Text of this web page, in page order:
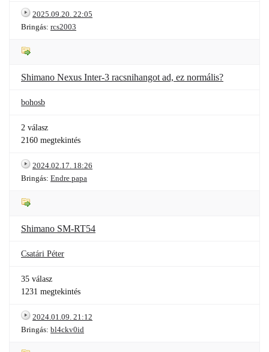
2025.09.20. 22:05
Bringás: rcs2003
Shimano Nexus Inter-3 racsnihangot ad, ez normális?
bohosb
2 válasz
2160 megtekintés
2024.02.17. 18:26
Bringás: Endre papa
Shimano SM-RT54
Csatári Péter
35 válasz
1231 megtekintés
2024.01.09. 21:12
Bringás: bl4ckv0id